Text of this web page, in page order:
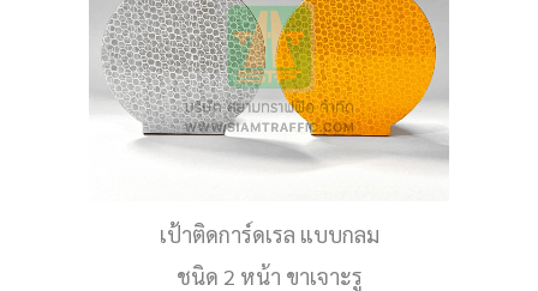
เป้าติดการ์ดเรล แบบกลม
ชนิด 2 หน้า ขาเจาะรู